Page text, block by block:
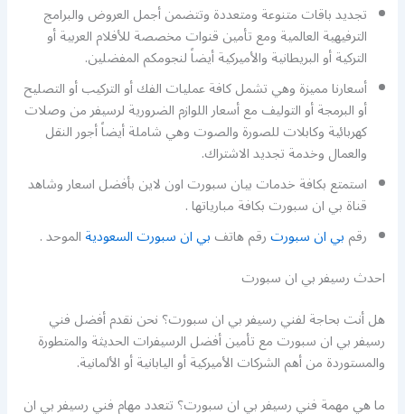
تجديد باقات متنوعة ومتعددة وتتضمن أجمل العروض والبرامج
الترفيهية العالمية ومع تأمين قنوات مخصصة للأفلام العربية أو
التركية أو البريطانية والأميركية أيضاً لنجومكم المفضلين.
أسعارنا مميزة وهي تشمل كافة عمليات الفك أو التركيب أو التصليح
أو البرمجة أو التوليف مع أسعار اللوازم الضرورية لرسيفر من وصلات
كهربائية وكابلات للصورة والصوت وهي شاملة أيضاً أجور النقل
والعمال وخدمة تجديد الاشتراك.
استمتع بكافة خدمات بيان سبورت اون لاين بأفضل اسعار وشاهد
قناة بي ان سبورت بكافة مبارياتها .
رقمبي ان سبورترقم هاتفبي ان سبورت السعوديةالموحد .
احدث رسيفر بي ان سبورت
هل أنت بحاجة لفني رسيفر بي ان سبورت؟ نحن نقدم أفضل فني
رسيفر بي ان سبورت مع تأمين أفضل الرسيفرات الحديثة والمتطورة
والمستوردة من أهم الشركات الأميركية أو اليابانية أو الألمانية.
ما هي مهمة فني رسيفر بي ان سبورت؟ تتعدد مهام فني رسيفر بي ان